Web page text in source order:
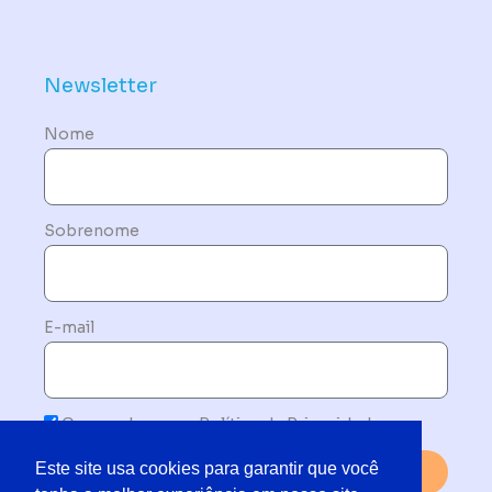
Este site usa cookies para garantir que você
Newsletter
Nome
Sobrenome
E-mail
Concordo com a Política de Privacidade
Enviar